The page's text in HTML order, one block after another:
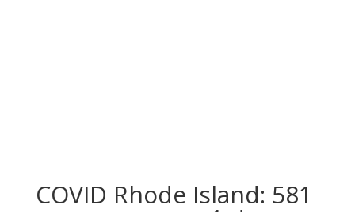
COVID Rhode Island: 581